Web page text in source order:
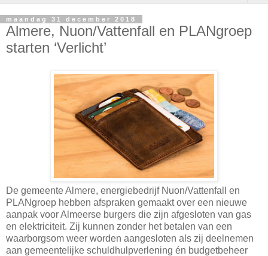
maandag 31 december 2018
Almere, Nuon/Vattenfall en PLANgroep
starten ‘Verlicht’
De gemeente Almere, energiebedrijf Nuon/Vattenfall en
PLANgroep hebben afspraken gemaakt over een nieuwe
aanpak voor Almeerse burgers die zijn afgesloten van gas
en elektriciteit. Zij kunnen zonder het betalen van een
waarborgsom weer worden aangesloten als zij deelnemen
aan gemeentelijke schuldhulpverlening én budgetbeheer